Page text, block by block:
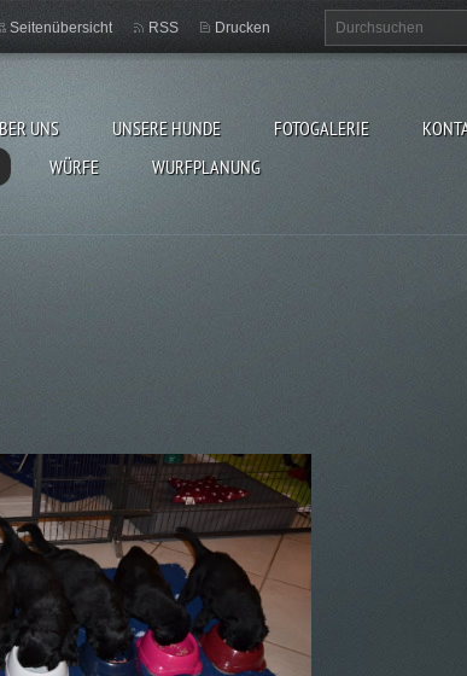
UNS UNSERE HUNDE FOTOGALERIE
WÜRFE WURFPLANUNG
Seitenübersicht RSS Drucken